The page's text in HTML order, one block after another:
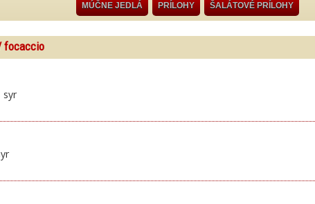
MÚČNE JEDLÁ PRÍLOHY ŠALÁTOVÉ PRÍLOHY
focaccio
syr